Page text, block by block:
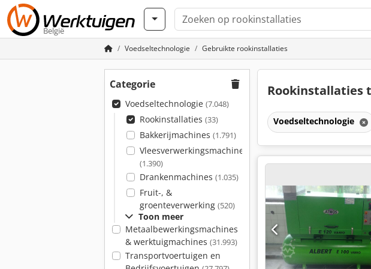
België
Voedseltechnologie Gebruikte rookinstallaties
Categorie
Voedseltechnologie (7.048)
Rookinstallaties (33)
Bakkerijmachines (1.791)
Vleesverwerkingsmachines
(1.390)
Drankenmachines (1.035)
Fruit-, &
groenteverwerking (520)
Toon meer
Metaalbewerkingsmachines
& werktuigmachines (31.993)
Transportvoertuigen en
Rookinstallaties
Voedseltechnologie